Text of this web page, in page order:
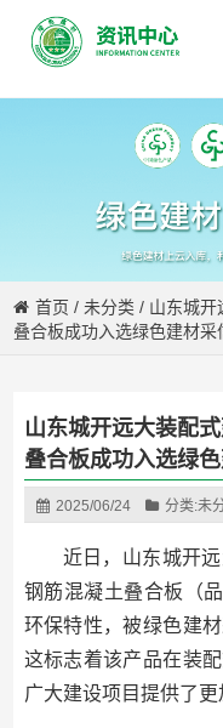
首页 /未分类 / 山东城开
叠合板成功入选绿色建材采
山东城开远大装配
叠合板成功入选绿
2025/06/24 分类:未
近日，山东城开
钢筋混凝土叠合板（
环保特性，被绿色建
这标志着该产品在装
广大建设项目提供了更